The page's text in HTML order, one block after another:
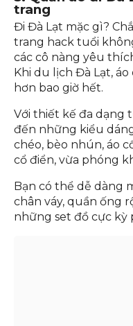
chọn những chiếc
như trắng, hồng
5. Quần áo đi Đà
trang
Đi Đà Lạt mặc gì?
trang hack tuổi
các cô nàng yêu
Khi du lịch Đà Lạt,
hơn bao giờ hết.
Với thiết kế đa dạng
đến những kiểu
chéo, bèo nhún, áo
cổ điển, vừa phóng